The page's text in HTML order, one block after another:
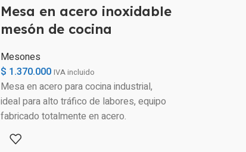
Mesa en acero inoxidable
mesón de cocina
Mesones
$ 1.370.000 IVA incluido
Mesa en acero para cocina industrial,
ideal para alto tráfico de labores, equipo
fabricado totalmente en acero.